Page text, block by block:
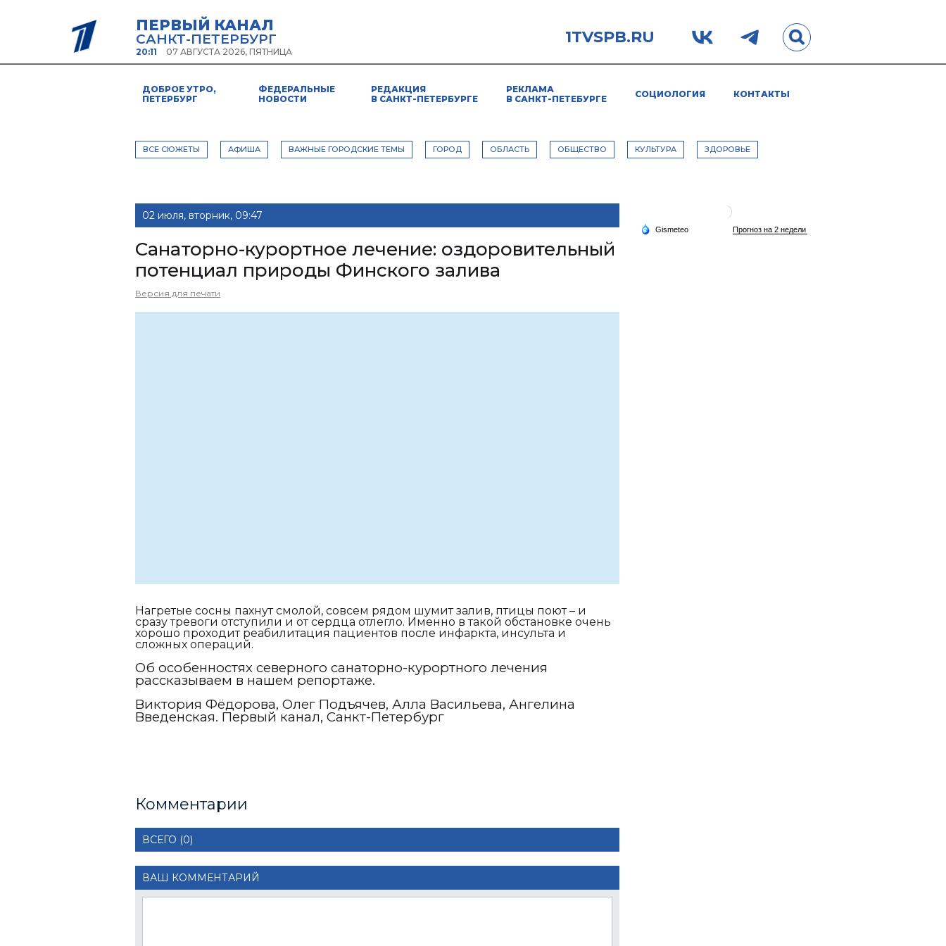
ПЕРВЫЙ КАНАЛ
САНКТ-ПЕТЕРБУРГ
20:11 07 АВГУСТА 2026, ПЯТНИЦА
1TVSPB.RU
ДОБРОЕ УТРО,
ПЕТЕРБУРГ
ФЕДЕРАЛЬНЫЕ
НОВОСТИ
РЕДАКЦИЯ
В САНКТ-ПЕТЕРБУРГЕ
РЕКЛАМА
В САНКТ-ПЕТЕБУРГЕ
СОЦИОЛОГИЯ КОНТАКТЫ
ВСЕ СЮЖЕТЫ АФИША ВАЖНЫЕ ГОРОДСКИЕ ТЕМЫ ГОРОД ОБЛАСТЬ ОБЩЕСТВО КУЛЬТУРА ЗДОРОВЬЕ
02 июля, вторник, 09:47
Санаторно-курортное лечение: оздоровительный
потенциал природы Финского залива
Версия для печати
Нагретые сосны пахнут смолой, совсем рядом шумит залив, птицы поют – и
сразу тревоги отступили и от сердца отлегло. Именно в такой обстановке очень
хорошо проходит реабилитация пациентов после инфаркта, инсульта и
сложных операций.
Об особенностях северного санаторно-курортного лечения
рассказываем в нашем репортаже.
Виктория Фёдорова, Олег Подъячев, Алла Васильева, Ангелина
Введенская. Первый канал, Санкт-Петербург
Комментарии
ВСЕГО (0)
ВАШ КОММЕНТАРИЙ